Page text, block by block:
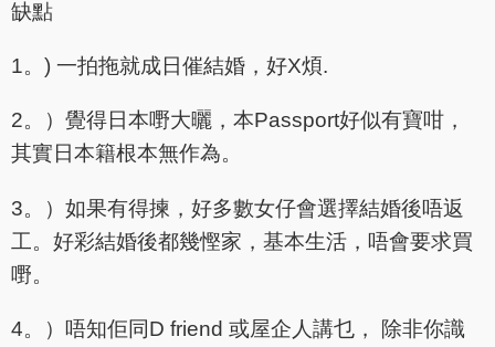
缺點
1。) 一拍拖就成日催結婚，好X煩.
2。）覺得日本嘢大曬，本Passport好似有寶咁，
其實日本籍根本無作為。
3。）如果有得揀，好多數女仔會選擇結婚後唔返
工。好彩結婚後都幾慳家，基本生活，唔會要求買
嘢。
4。）唔知佢同D friend 或屋企人講乜， 除非你識